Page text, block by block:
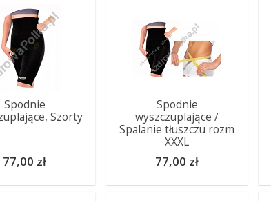
Spodnie
Szorty
77,00 zł
Spodnie
wyszczuplające /
Spalanie tłuszczu rozm
XXXL
77,00 zł